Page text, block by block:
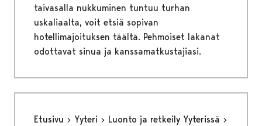
taivasalla nukkuminen tuntuu turhan
uskaliaalta, voit etsiä sopivan
hotellimajoituksen täältä. Pehmoiset lakanat
odottavat sinua ja kanssamatkustajiasi.
Etusivu Yyteri
Luonto ja retkeily Yyterissä